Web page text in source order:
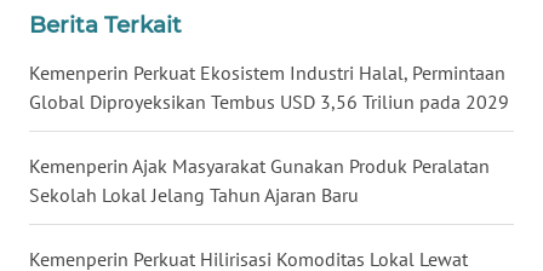
Berita Terkait
Kemenperin Perkuat Ekosistem Industri Halal, Permintaan
Global Diproyeksikan Tembus USD 3,56 Triliun pada 2029
Kemenperin Ajak Masyarakat Gunakan Produk Peralatan
Sekolah Lokal Jelang Tahun Ajaran Baru
Kemenperin Perkuat Hilirisasi Komoditas Lokal Lewat
WN
WN
KALTENG